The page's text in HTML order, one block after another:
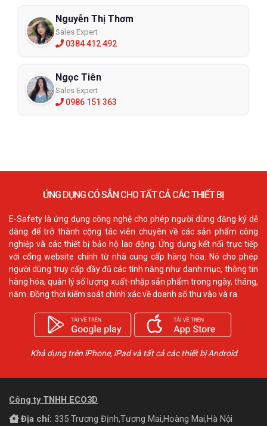
Nguyễn Thị Thơm
Sales Expert
0384 412 492
Ngọc Tiên
Sales Expert
0986 151 363
ỨNG DỤNG CÓ SẴN CHO TẤT CẢ CÁC THIẾT BỊ
E-Safety là ứng dụng công nghệ cho phép người dùng đăng ký dễ
dàng để trở thành cộng tác viên chuyên về các sản phẩm công
nghiệp và các thiết bị bảo hộ lao động. Ứng dụng kết nối trực tiếp
với cổng website chính từ nhà cung cấp hàng hóa. Nó cho phép
người dùng truy cấp đầy đủ các tính năng như danh mục, thông tin
hàng hóa, quản lý số lượng xuất-nhập sản phẩm trong ngày, tháng,
năm. Đồng thời kiểm soát chính xác về doanh số thu vào và ra.
Khả dụng trên iPhone, iPad và tất cả các thiết bị Android
Công ty TNHH ECO3D
Địa chỉ: 335 Trương Định,Tương Mai,Hoàng Mai,Hà Nội